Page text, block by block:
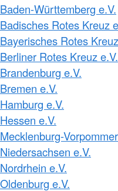
Baden-Württemberg e.V.
Badisches Rotes Kreuz
Bayerisches Rotes Kreuz
Berliner Rotes Kreuz e.V.
Brandenburg e.V.
Bremen e.V.
Hamburg e.V.
Hessen e.V.
Mecklenburg-
Niedersachsen e.V.
Nordrhein e.V.
Oldenburg e.V.